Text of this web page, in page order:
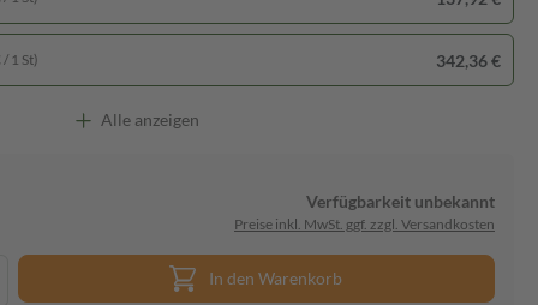
1 St) 342,36 €
Alle anzeigen
Verfügbarkeit unbekannt
Preise inkl. MwSt. ggf. zzgl. Versandkosten
In den Warenkorb